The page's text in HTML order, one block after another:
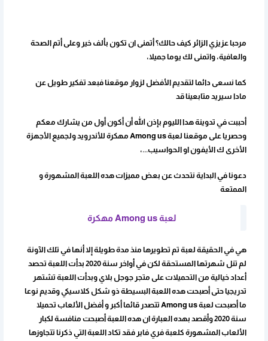
مرحبا عزيزي الزائر كيف حالك؟ أتمنى ان تكون بألف خير وعلى أتم الصحة
والعافية، واتمنى لك يوما جميلا،
كما نسعى دائما لتقديم الأفضل لزوار موقعنا فبعد تفكير طويل عن
مادا سيريد متابعينا قد
أحببت في تدوينة هدا الليوم بإذن الله أن أكون أول من يشارك معكم
وحصريا على موقعنا لعبة Among us مهكرة للأندرويد ولجميع الأجهزة
الأخرى ك الأيفون او الحواسيب...،
دعونا في البداية نتحدث عن بعض مميزات هده اللعبة المشهورة و
الممتعة
لعبة Among us مهكرة
هي في الحقيقة لعبة تم تطويرها منذ مدة طويلة إلا أنها في تلك الآونة
لم تنل شهرتها المستحقة لكن في أواخر سنة 2020 بدأت اللعبة تحصد
أعداد خيالية من التحميلات على متجر جوجل بلاي وبدأت اللعبة تشتهر
تدريجيا حتى أصبحت هده اللعبة البسيطة ذو شكل كلاسيكي وقديم نوعا
ما أصبحت لعبة Among us تتصدر قائما أكبر و أفضل الألعاب تحميلا
سنة 2020 وأقصد بهده العبارة ان هده اللعبة أصبحت منافسة لكبار
الألعاب المشهورة كلعبة فري فاير فقد تكاد اللعبة التي ذكرنا تتجاوزها